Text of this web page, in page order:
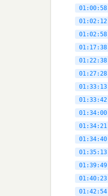
01:00:58
01:02:12
01:02:58
01:17:38
01:22:38
01:27:28
01:33:13
01:33:42
01:34:00
01:34:21
01:34:40
01:35:13
01:39:49
01:40:23
01:42:54